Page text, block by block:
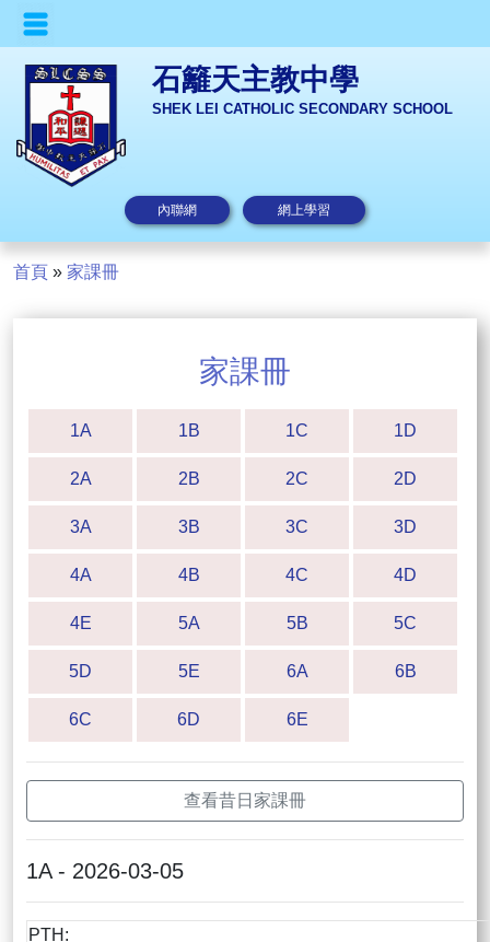
石籬天主教中學
SHEK LEI CATHOLIC SECONDARY SCHOOL
內聯網 網上學習
首頁 » 家課冊
家課冊
1A 1B 1C 1D
2A 2B 2C 2D
3A 3B 3C 3D
4A 4B 4C 4D
4E 5A 5B 5C
5D 5E 6A 6B
6C 6D 6E
查看昔日家課冊
1A - 2026-03-05
PTH: